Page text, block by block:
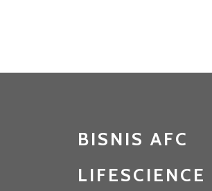
BISNIS AFC
LIFESCIENCE